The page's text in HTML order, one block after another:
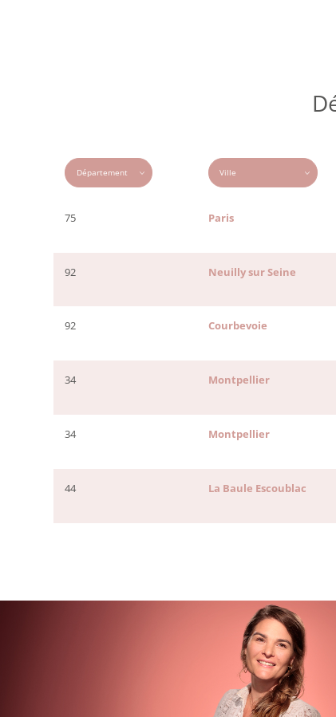
75 Paris
92 Neuilly sur Seine
92 Courbevoie
34 Montpellier
34 Montpellier
44 La Baule Escoublac